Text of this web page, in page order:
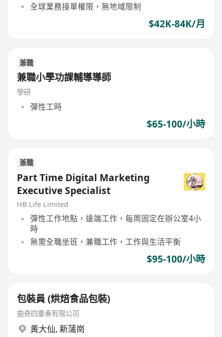
全球業務接單權限，無地域限制
$42K-84K/月
兼職
兼職小學功課輔導導師
學研
彈性工時
$65-100/小時
兼職
Part Time Digital Marketing
Executive Specialist
HB Life Limited
彈性工作地點，遠端工作，每周固定在辦公室4小
時
無需全職坐班，兼職工作，工作與生活平衡
$95-100/小時
包裝員 (烘焙食品包裝)
曲奇四重奏有限公司
黃大仙, 新蒲崗